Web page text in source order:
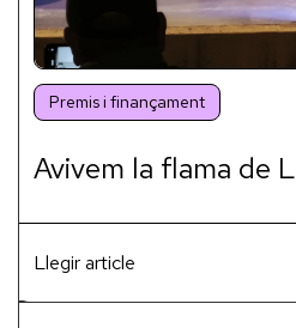
Premis i finançament
Avivem la flama de
Llegir article